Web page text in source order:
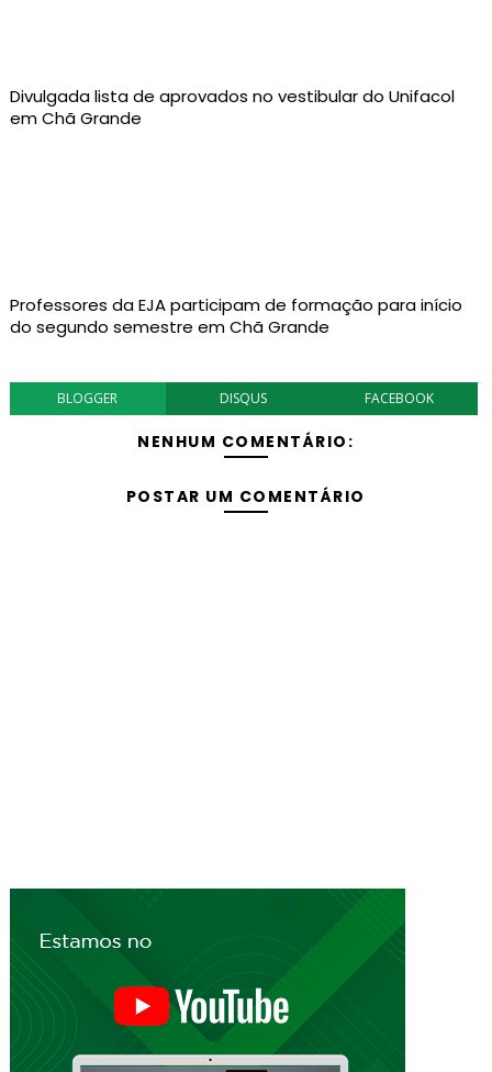
Divulgada lista de aprovados no vestibular do Unifacol
em Chã Grande
Professores da EJA participam de formação para início
do segundo semestre em Chã Grande
BLOGGER DISQUS FACEBOOK
NENHUM COMENTÁRIO:
POSTAR UM COMENTÁRIO